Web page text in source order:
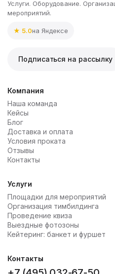
Услуги. Оборудование.
мероприятий.
★ 5.0на Яндексе
Подписаться на рассылку
Компания
Наша команда
Кейсы
Блог
Доставка и оплата
Условия проката
Отзывы
Контакты
Услуги
Площадки для мероприятий
Организация тимбилдинга
Проведение квиза
Выездные фотозоны
Кейтеринг: банкет и фуршет
Контакты